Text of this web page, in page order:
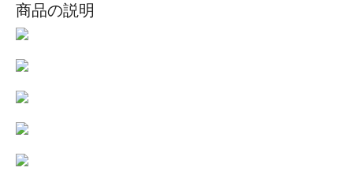
商品の説明